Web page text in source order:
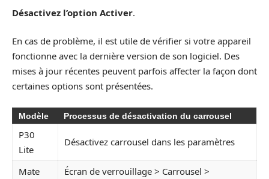
Désactivez l’option Activer.
En cas de problème, il est utile de vérifier si votre appareil
fonctionne avec la dernière version de son logiciel. Des
mises à jour récentes peuvent parfois affecter la façon dont
certaines options sont présentées.
Modèle Processus de désactivation du carrousel
P30
Lite
Désactivez carrousel dans les paramètres
Mate
Écran de verrouillage > Carrousel >